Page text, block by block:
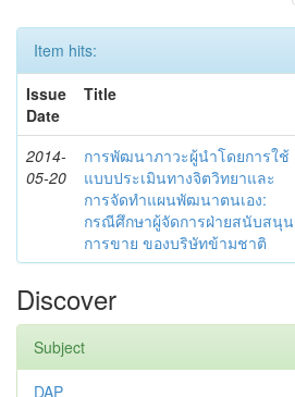
Item hits:
Issue
Date
Title
2014-
05-20
การพัฒนาภาวะผู้นำโดยการใช้
แบบประเมินทางจิตวิทยาและ
การจัดทำแผนพัฒนาตนเอง:
กรณีศึกษาผู้จัดการฝ่ายสนับสนุน
การขาย ของบริษัทข้ามชาติ
Discover
Subject
DAP